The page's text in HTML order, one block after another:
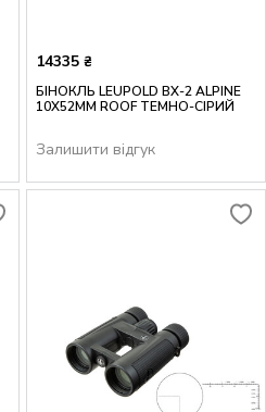
14335 ₴
БІНОКЛЬ LEUPOLD BX-2 ALPINE
10X52MM ROOF ТЕМНО-СІРИЙ
Залишити відгук